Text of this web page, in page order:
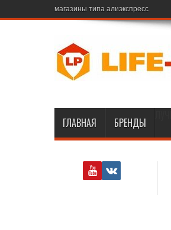
магазины типа алиэкспресс
ГЛАВНАЯ БРЕНДЫ